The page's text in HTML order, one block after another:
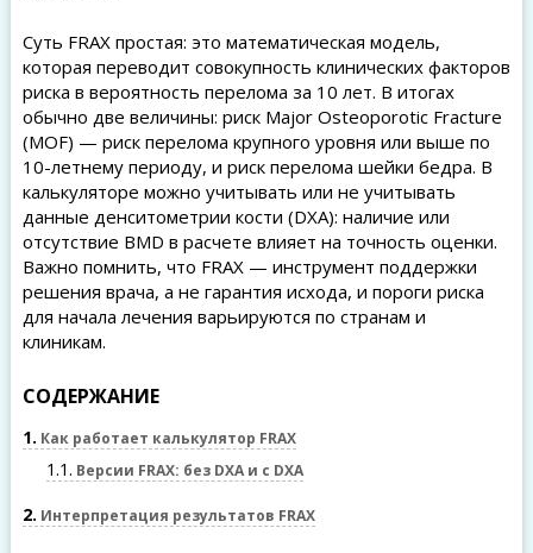
Суть FRAX простая: это математическая модель,
которая переводит совокупность клинических факторов
риска в вероятность перелома за 10 лет. В итогах
обычно две величины: риск Major Osteoporotic Fracture
(MOF) — риск перелома крупного уровня или выше по
10-летнему периоду, и риск перелома шейки бедра. В
калькуляторе можно учитывать или не учитывать
данные денситометрии кости (DXA): наличие или
отсутствие BMD в расчете влияет на точность оценки.
Важно помнить, что FRAX — инструмент поддержки
решения врача, а не гарантия исхода, и пороги риска
для начала лечения варьируются по странам и
клиникам.
СОДЕРЖАНИЕ
1 Как работает калькулятор FRAX
1.1 Версии FRAX: без DXA и с DXA
2 Интерпретация результатов FRAX